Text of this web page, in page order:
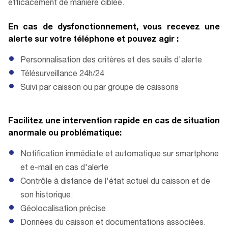
efficacement de manière ciblée.
En cas de dysfonctionnement, vous recevez une
alerte sur votre téléphone et pouvez agir :
Personnalisation des critères et des seuils d'alerte
Télésurveillance 24h/24
Suivi par caisson ou par groupe de caissons
Facilitez une intervention rapide en cas de situation
anormale ou problématique:
Notification immédiate et automatique sur smartphone
et e-mail en cas d'alerte
Contrôle à distance de l'état actuel du caisson et de
son historique.
Géolocalisation précise
Données du caisson et documentations associées.